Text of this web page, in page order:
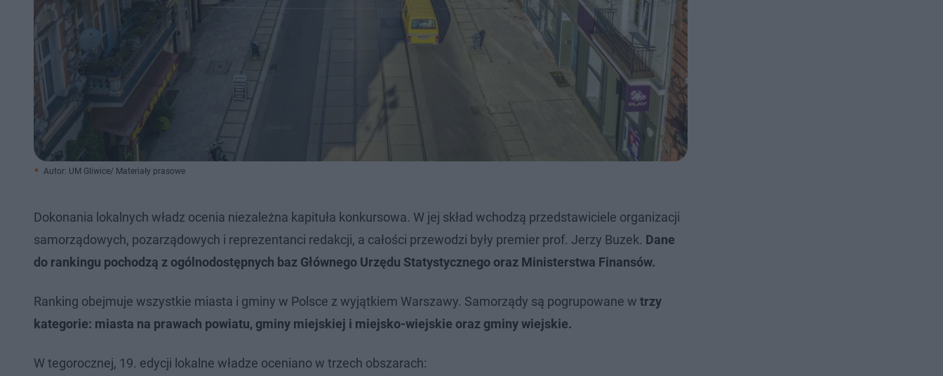
Autor: UM Gliwice/ Materiały prasowe
Dokonania lokalnych władz ocenia niezależna kapituła konkursowa. W jej skład wchodzą przedstawiciele organizacji
samorządowych, pozarządowych i reprezentanci redakcji, a całości przewodzi były premier prof. Jerzy Buzek. Dane
do rankingu pochodzą z ogólnodostępnych baz Głównego Urzędu Statystycznego oraz Ministerstwa Finansów.
Ranking obejmuje wszystkie miasta i gminy w Polsce z wyjątkiem Warszawy. Samorządy są pogrupowane w trzy
kategorie: miasta na prawach powiatu, gminy miejskiej i miejsko-wiejskie oraz gminy wiejskie.
W tegorocznej, 19. edycji lokalne władze oceniano w trzech obszarach: